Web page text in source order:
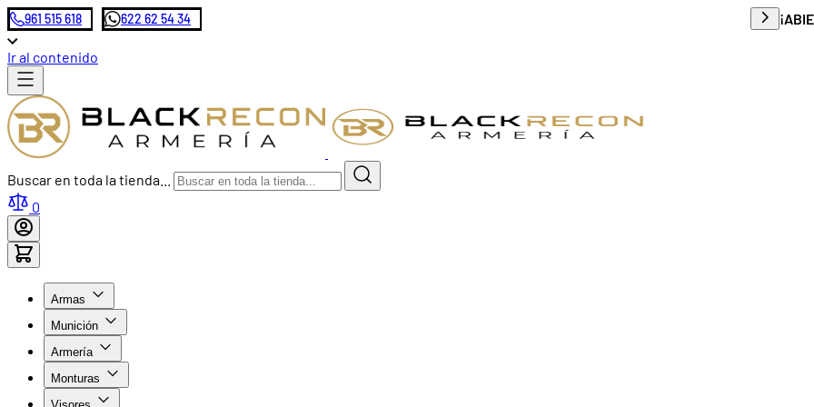
Envío
961 515 618 622 62 54 34
Ir al contenido
Buscar en toda la tienda...
0
Armas
Munición
Armería
Monturas